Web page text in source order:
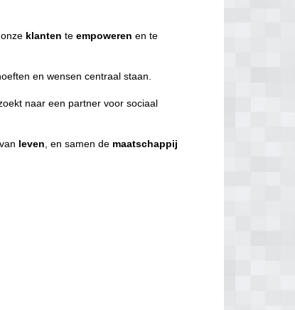
klanten teempoweren en te
en wensen centraal staan.
naar een partner voor sociaal
van leven , en samen de maatschappij